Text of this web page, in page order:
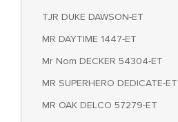
TJR DUKE DAWSON-ET
MR DAYTIME 1447-ET
Mr Nom DECKER 54304-ET
MR SUPERHERO DEDICATE-ET
MR OAK DELCO 57279-ET